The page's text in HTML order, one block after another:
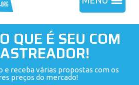
QUE É SEU COM
e receba várias propostas com os
preços do mercado!